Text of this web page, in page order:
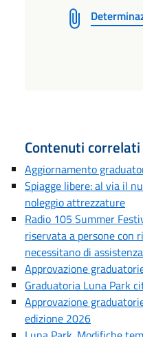
Contenuti correlati
Aggiornamento
Spiagge libere: al via il
noleggio attrezzature
Radio 105 Summer
riservata a persone con
necessitano di
Approvazione
Graduatoria Luna Park
Approvazione
edizione 2026